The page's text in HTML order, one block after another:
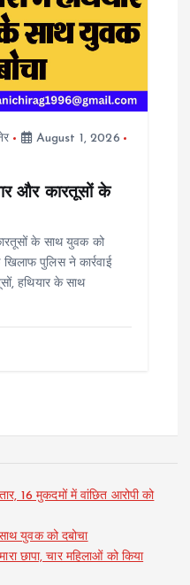
August 1, 2026
और कारतूसों के
के साथ युवक को
पुलिस ने कार्रवाई
हथियार के साथ
16 मुकदमों में वांछित आरोपी को
युवक को दबोचा
छापा, चार महिलाओं को किया